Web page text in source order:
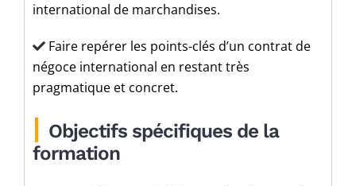
international de marchandises.
Faire repérer les points-clés d’un contrat de
négoce international en restant très
pragmatique et concret.
| Objectifs spécifiques de la
formation